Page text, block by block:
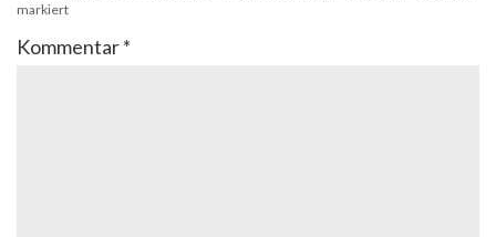
markiert
Kommentar*